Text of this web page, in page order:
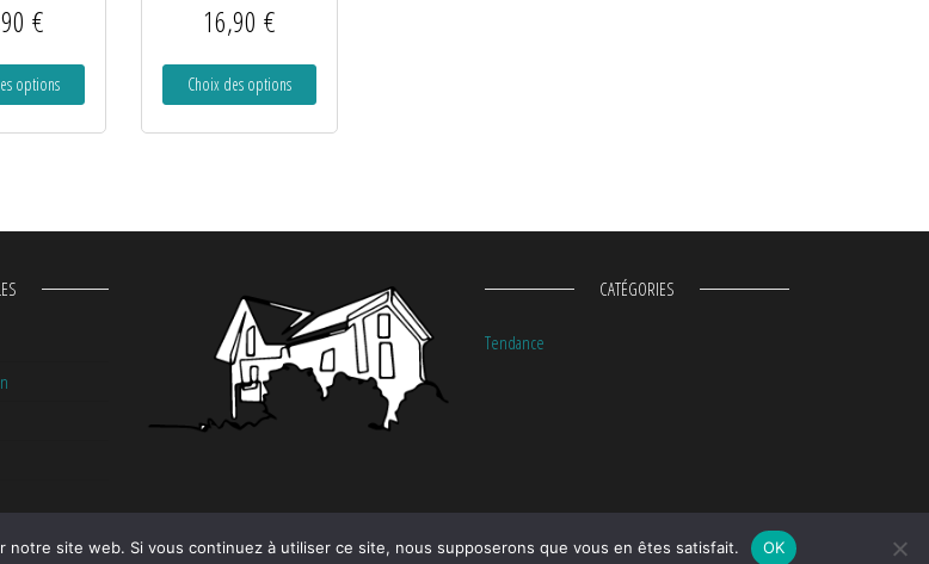
€
options
16,90 €
Choix des options
CATÉGORIES
Tendance
site web. Si vous continuez à utiliser ce site, nous supposerons que vous en êtes satisfait. OK